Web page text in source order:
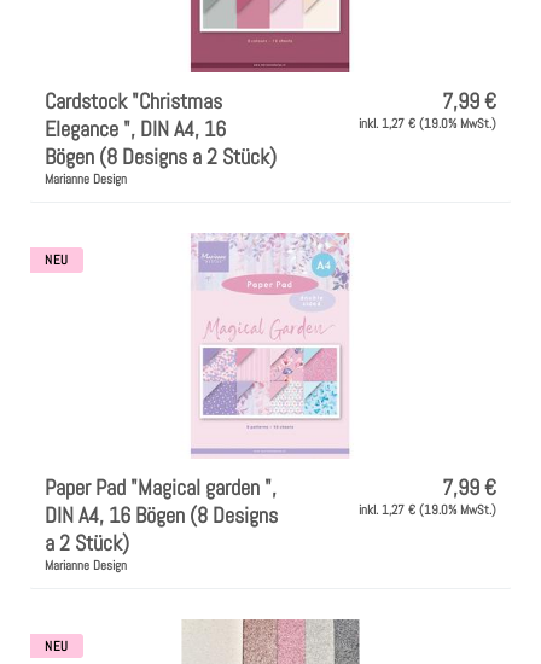
Cardstock "Christmas
Elegance ", DIN A4, 16
Bögen (8 Designs a 2 Stück)
Marianne Design
7,99 €
inkl. 1,27 € (19.0% MwSt.)
NEU
Paper Pad "Magical garden ",
DIN A4, 16 Bögen (8 Designs
a 2 Stück)
Marianne Design
7,99 €
inkl. 1,27 € (19.0% MwSt.)
NEU